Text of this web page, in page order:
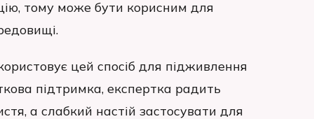
тому може бути корисним для
цей спосіб для підживлення
підтримка, експертка радить
а слабкий настій застосувати для